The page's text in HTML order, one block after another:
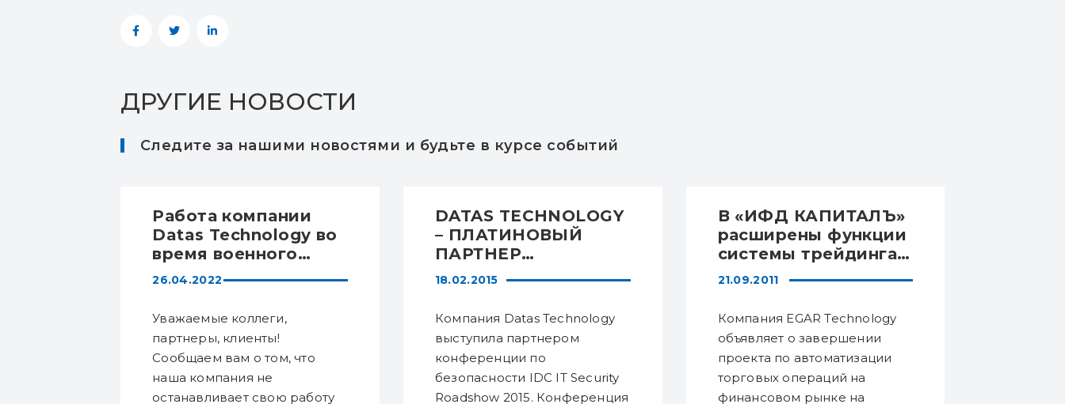
ДРУГИЕ НОВОСТИ
Следите за нашими новостями и будьте в курсе событий
26.04.2022
Работа компании
Datas Technology во
время военного
положения
Уважаемые коллеги,
партнеры, клиенты!
Сообщаем вам о том, что
наша компания не
останавливает свою работу
18.02.2015
DATAS TECHNOLOGY
– ПЛАТИНОВЫЙ
ПАРТНЕР
КОНФЕРЕНЦИИ IDC
ROADSHOW 2015
Компания Datas Technology
выступила партнером
конференции по
безопасности IDC IT Security
Roadshow 2015. Конференция
21.09.2011
В «ИФД КАПИТАЛЪ»
расширены функции
системы трейдинга
и управления
FOCUS
Компания EGAR Technology
объявляет о завершении
проекта по автоматизации
торговых операций на
финансовом рынке на